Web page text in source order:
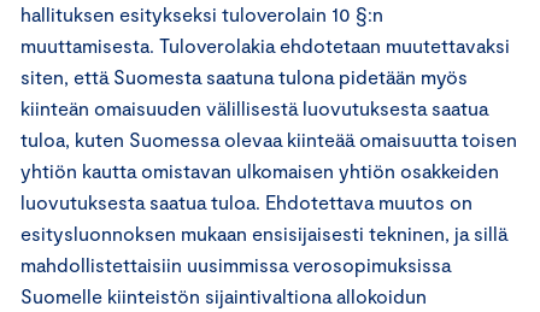
hallituksen esitykseksi tuloverolain 10 §:n
muuttamisesta. Tuloverolakia ehdotetaan muutettavaksi
siten, että Suomesta saatuna tulona pidetään myös
kiinteän omaisuuden välillisestä luovutuksesta saatua
tuloa, kuten Suomessa olevaa kiinteää omaisuutta toisen
yhtiön kautta omistavan ulkomaisen yhtiön osakkeiden
luovutuksesta saatua tuloa. Ehdotettava muutos on
esitysluonnoksen mukaan ensisijaisesti tekninen, ja sillä
mahdollistettaisiin uusimmissa verosopimuksissa
Suomelle kiinteistön sijaintivaltiona allokoidun